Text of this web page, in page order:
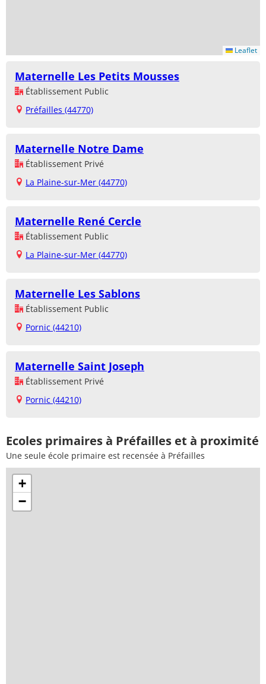
Leaflet
Maternelle Les Petits Mousses
Établissement Public
Préfailles (44770)
Maternelle Notre Dame
Établissement Privé
La Plaine-sur-Mer (44770)
Maternelle René Cercle
Établissement Public
La Plaine-sur-Mer (44770)
Maternelle Les Sablons
Établissement Public
Pornic (44210)
Maternelle Saint Joseph
Établissement Privé
Pornic (44210)
Ecoles primaires à Préfailles et à proximité
Une seule école primaire est recensée à Préfailles
+
−